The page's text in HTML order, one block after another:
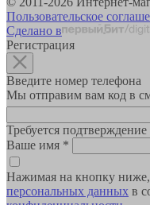
Пользовательское
Сделано в
Регистрация
Введите номер телефона
Мы отправим вам код в
Требуется
Ваше имя *
Нажимая на кнопку
персональных данных в